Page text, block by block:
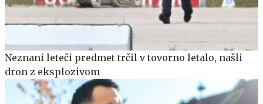
Neznani leteči predmet trčil v tovorno letalo, našli
dron z eksplozivom